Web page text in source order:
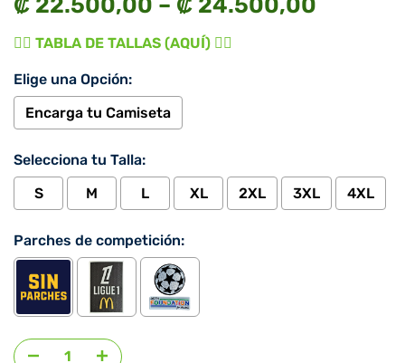
👉🏾 TABLA DE TALLAS (AQUÍ) 👈🏾
Elige una Opción:
Encarga tu Camiseta
Selecciona tu Talla:
S
M L XL 2XL 3XL 4XL
Parches de competición:
Agregar selección